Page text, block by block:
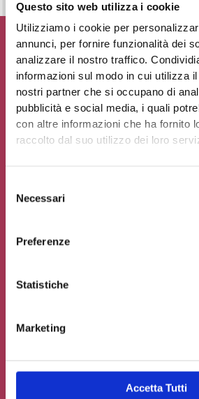
Questo sito web utilizza i cookie
Utilizziamo i cookie per
annunci, per fornire funzionalità dei
analizzare il nostro traffico.
informazioni sul modo in cui utilizza
nostri partner che si occupano di
pubblicità e social media, i quali
con altre informazioni che ha fornito
raccolto dal suo utilizzo dei loro
delNecessari
Preferenze
Statistiche
Marketing
Accetta Tutti
Contribuisci al
Seleziona un'opzione
Carica un file se necessario